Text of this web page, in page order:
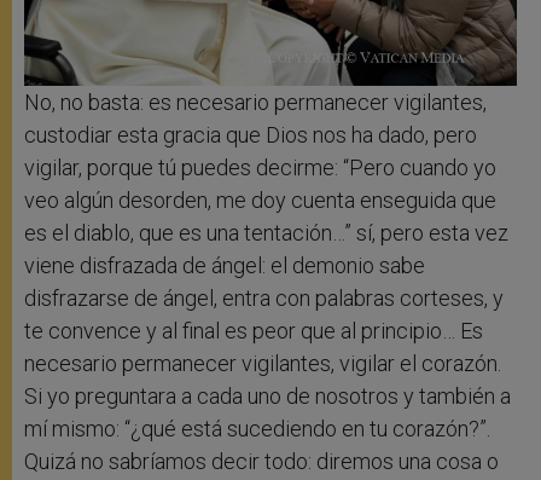
No, no basta: es necesario permanecer vigilantes,
custodiar esta gracia que Dios nos ha dado, pero
vigilar, porque tú puedes decirme: “Pero cuando yo
veo algún desorden, me doy cuenta enseguida que
es el diablo, que es una tentación…” sí, pero esta vez
viene disfrazada de ángel: el demonio sabe
disfrazarse de ángel, entra con palabras corteses, y
te convence y al final es peor que al principio… Es
necesario permanecer vigilantes, vigilar el corazón.
Si yo preguntara a cada uno de nosotros y también a
mí mismo: “¿qué está sucediendo en tu corazón?”.
Quizá no sabríamos decir todo: diremos una cosa o